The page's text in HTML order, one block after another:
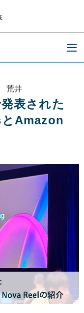
荒井
表された
Amazon